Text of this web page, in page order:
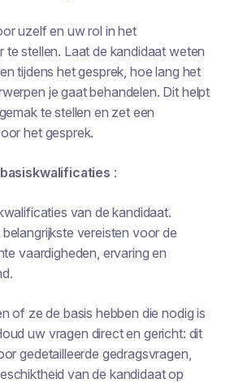
uzelf en uw rol in het
stellen. Laat de kandidaat weten
tijdens het gesprek, hoe lang het
je gaat behandelen. Dit helpt
te stellen en zet een
het gesprek.
:
van de kandidaat.
vereisten voor de
vaardigheden, ervaring en
of ze de basis hebben die nodig is
uw vragen direct en gericht: dit
gedetailleerde gedragsvragen,
van de kandidaat op